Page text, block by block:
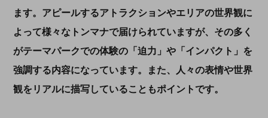
ます。アピールするアトラクションやエリアの世界観に
よって様々なトンマナで届けられていますが、その多く
がテーマパークでの体験の「迫力」や「インパクト」を
強調する内容になっています。また、人々の表情や世界
観をリアルに描写していることもポイントです。